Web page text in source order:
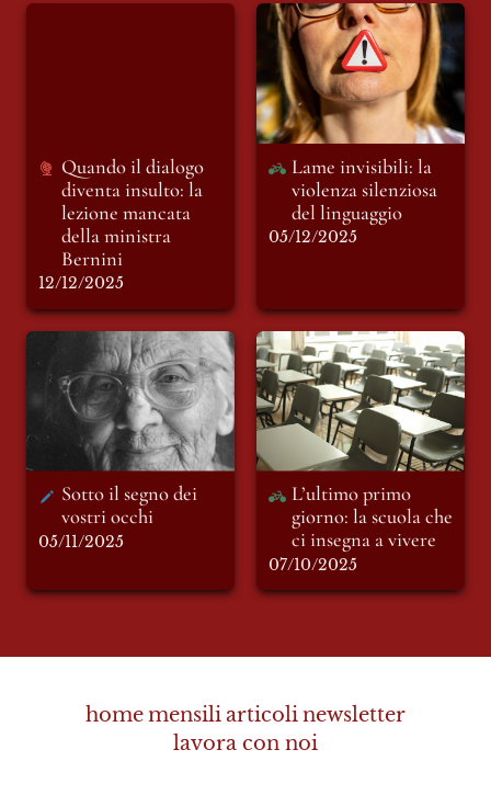
Quando il dialogo
diventa insulto: la
lezione mancata
della ministra
Bernini
12/12/2025
Lame invisibili: la
violenza silenziosa
del linguaggio
Lame invisibili: la
violenza silenziosa
del linguaggio
05/12/2025
Sotto il segno dei
vostri occhi
Sotto il segno dei
vostri occhi
05/11/2025
L’ultimo primo
giorno: la scuola che
ci insegna a vivere
L’ultimo primo
giorno: la scuola che
ci insegna a vivere
07/10/2025
homemensiliarticolinewsletter
lavora con noi